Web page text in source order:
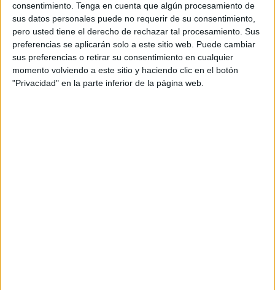
consentimiento. Tenga en cuenta que algún procesamiento de
sus datos personales puede no requerir de su consentimiento,
pero usted tiene el derecho de rechazar tal procesamiento. Sus
preferencias se aplicarán solo a este sitio web. Puede cambiar
sus preferencias o retirar su consentimiento en cualquier
momento volviendo a este sitio y haciendo clic en el botón
"Privacidad" en la parte inferior de la página web.
Para cerrar la noche, en el mismo lugar, elFestival Sete
Sóis Sete Luasdará inicio con el concierto de Med-Luso
7Sóis Band, banda integrada por músicos provenientes de
Portugal, Brasil, España, Francia e Italia.